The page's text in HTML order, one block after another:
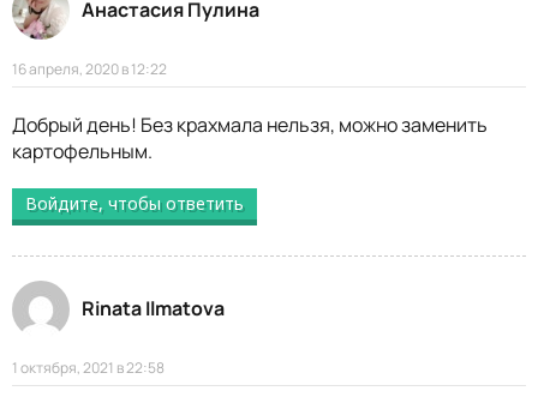
Анастасия Пулина
16 апреля, 2020 в 12:22
Добрый день! Без крахмала нельзя, можно заменить
картофельным.
Войдите, чтобы ответить
Rinata Ilmatova
1 октября, 2021 в 22:58